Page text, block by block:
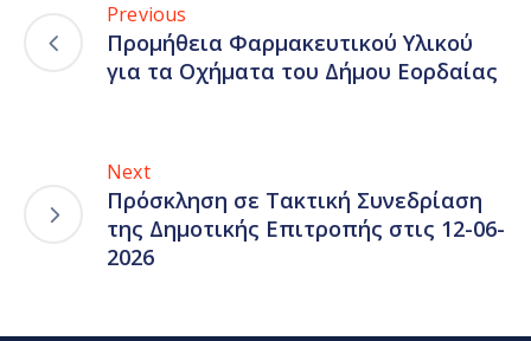
Previous
Προμήθεια Φαρμακευτικού Υλικού
για τα Οχήματα του Δήμου Εορδαίας
Next
Πρόσκληση σε Τακτική Συνεδρίαση
της Δημοτικής Επιτροπής στις 12-06-
2026